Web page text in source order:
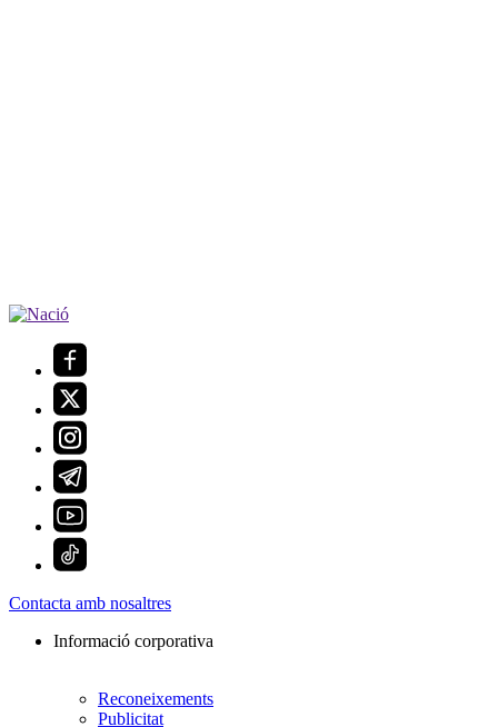
Contacta amb nosaltres
Informació corporativa
Reconeixements
Publicitat